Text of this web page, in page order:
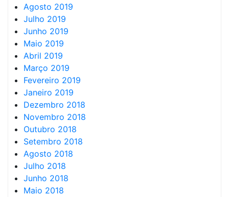
Agosto 2019
Julho 2019
Junho 2019
Maio 2019
Abril 2019
Março 2019
Fevereiro 2019
Janeiro 2019
Dezembro 2018
Novembro 2018
Outubro 2018
Setembro 2018
Agosto 2018
Julho 2018
Junho 2018
Maio 2018